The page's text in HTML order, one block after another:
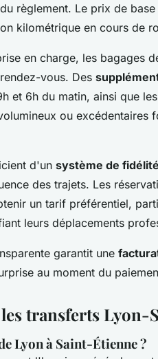
règlement. Le prix de
kilométrique en cours de
en charge, les bagages
vous. Des
et 6h du matin, ainsi que
ou
d'un système de
des trajets. Les
un tarif préférentiel,
leurs déplacements
garantit une
au moment du
transferts
Lyon à Saint-Étienne ?